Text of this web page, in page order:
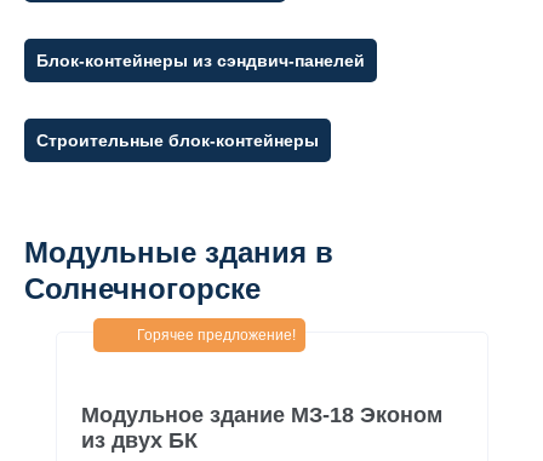
Блок-контейнеры из сэндвич-панелей
Строительные блок-контейнеры
Модульные здания в
Солнечногорске
Горячее предложение!
Модульное здание МЗ-18 Эконом
из двух БК